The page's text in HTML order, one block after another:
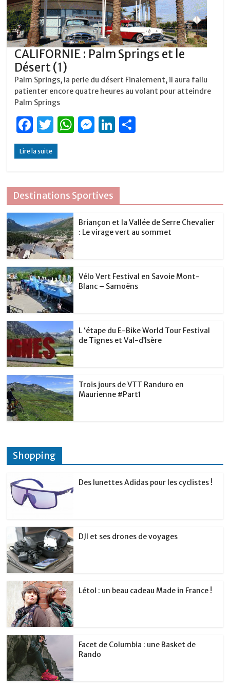
CALIFORNIE : Palm Springs et le
Désert (1)
Palm Springs, la perle du désert Finalement, il aura fallu
patienter encore quatre heures au volant pour atteindre
Palm Springs
F
a
c
b
o
o
k
T
w
it
r
W
A
p
p
M
n
g
er
Li
dI
n
Lire la suite
Destinations Sportives
Briançon et la Vallée de Serre Chevalier
: Le virage vert au sommet
Vélo Vert Festival en Savoie Mont-
Blanc – Samoëns
L ‘étape du E-Bike World Tour Festival
de Tignes et Val-d’Isère
Trois jours de VTT Randuro en
Maurienne #Part1
Shopping
Des lunettes Adidas pour les cyclistes !
DJI et ses drones de voyages
Létol : un beau cadeau Made in France !
Facet de Columbia : une Basket de
Rando